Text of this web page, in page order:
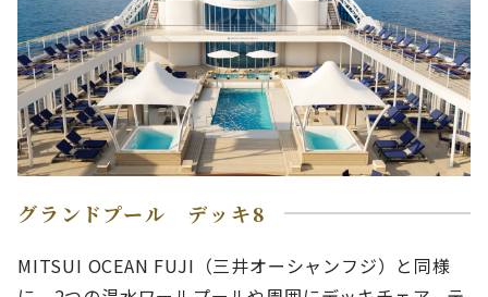
グランドプール デッキ8
MITSUI OCEAN FUJI（三井オーシャンフジ）と同様